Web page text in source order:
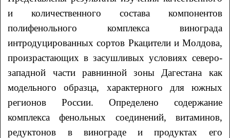
и количественного состава компонентов
полифенольного комплекса винограда
интродуцированных сортов Ркацители и Молдова,
произрастающих в засушливых условиях северо-
западной части равнинной зоны Дагестана как
модельного образца, характерного для южных
регионов России. Определено содержание
комплекса фенольных соединений, витаминов,
редуктонов в винограде и продуктах его